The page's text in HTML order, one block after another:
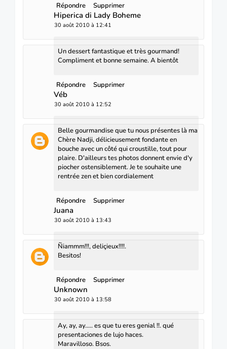
Répondre Supprimer
Hiperica di Lady Boheme
30 août 2010 à 12:41
Un dessert fantastique et très gourmand!
Compliment et bonne semaine. A bientôt
Répondre Supprimer
Véb
30 août 2010 à 12:52
Belle gourmandise que tu nous présentes là ma
Chère Nadji, délicieusement fondante en
bouche avec un côté qui croustille, tout pour
plaire. D'ailleurs tes photos donnent envie d'y
piocher ostensiblement. Je te souhaite une
rentrée zen et bien cordialement
Répondre Supprimer
Juana
30 août 2010 à 13:43
Ñiammm!!!, deliçieux!!!!.
Besitos!
Répondre Supprimer
Unknown
30 août 2010 à 13:58
Ay, ay, ay..... es que tu eres genial !!. qué
presentaciones de lujo haces.
Maravilloso. Bsos.